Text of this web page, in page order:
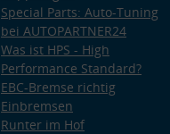
Special Parts: Auto-Tuning
bei AUTOPARTNER24
Was ist HPS - High
Performance Standard?
EBC-Bremse richtig
Einbremsen
Runter im Hof